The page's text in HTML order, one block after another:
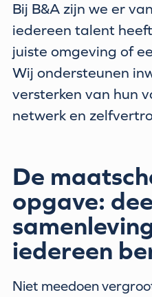
Bij B&A zijn we er
iedereen talent
juiste omgeving of
Wij ondersteunen
versterken van hun
netwerk en
De
opgave:
iedereen
Niet meedoen